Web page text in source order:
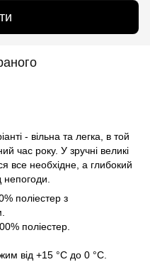
- вільна та легка, в той
час року. У зручні великі
все необхідне, а глибокий
непогоди.
поліестер з
поліестер.
від +15 °С до 0 °С.